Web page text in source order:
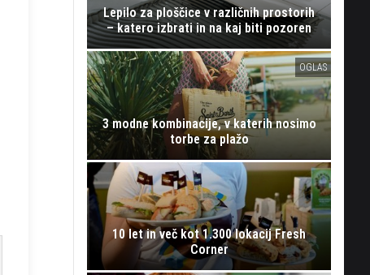
Lepilo za ploščice v različnih prostorih
– katero izbrati in na kaj biti pozoren
OGLAS
3 modne kombinacije, v katerih nosimo
torbe za plažo
10 let in več kot 1.300 lokacij Fresh
Corner